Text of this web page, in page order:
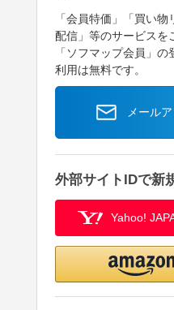
「会員特価」「買い
配信」等のサービスを
「ソフマップ会員」
利用は無料です。
メール
外部サイトIDで新
Yahoo!